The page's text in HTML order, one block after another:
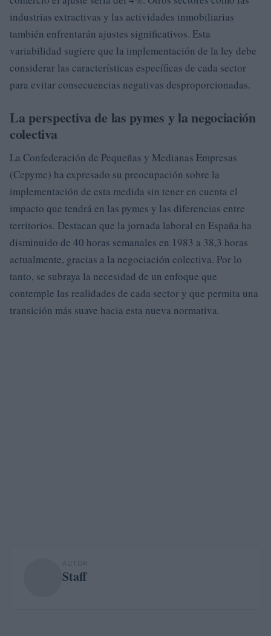
industrias extractivas y las actividades inmobiliarias
también enfrentarán ajustes significativos. Esta
variabilidad sugiere que la implementación de la ley debe
considerar las características específicas de cada sector
para evitar consecuencias negativas desproporcionadas.
La perspectiva de las pymes y la negociación
colectiva
La Confederación de Pequeñas y Medianas Empresas
(Cepyme) ha expresado su preocupación sobre la
implementación de esta medida sin tener en cuenta el
impacto que tendrá en las pymes y las diferencias entre
territorios. Destacan que la jornada laboral en España ha
disminuido de 40 horas semanales en 1983 a 38,3 horas
actualmente, gracias a la negociación colectiva. Por lo
tanto, se subraya la necesidad de un enfoque que
contemple las realidades de cada sector y que permita una
transición más suave hacia esta nueva normativa.
AUTOR
Staff